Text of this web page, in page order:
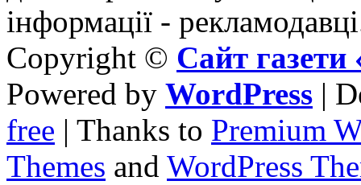
інформації -
Copyright © Сайт
Powered by WordPress |
free | Thanks to Premium
Themes and WordPress